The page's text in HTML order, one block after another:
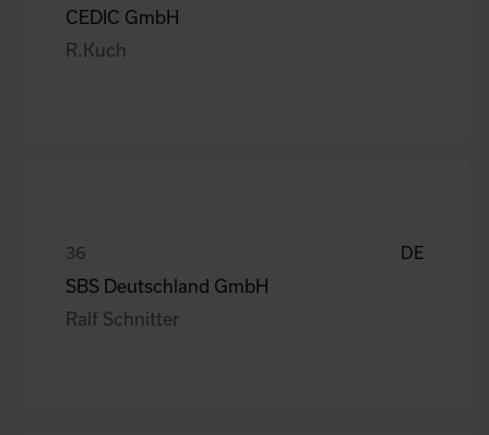
CEDIC GmbH
R.Kuch
DE
SBS Deutschland GmbH
Ralf Schnitter